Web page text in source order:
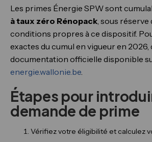
Les primes Énergie SPW sont
à taux zéro Rénopack , sous
conditions propres à ce dispositif.
exactes du cumul en vigueur en 2026,
documentation officielle disponible
energie.wallonie.be
Étapes pour
demande de prime
Vérifiez votre éligibilité et calculez